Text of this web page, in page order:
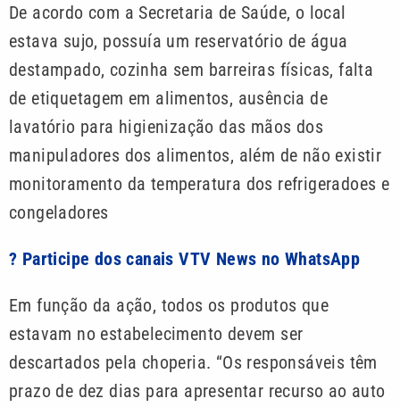
De acordo com a Secretaria de Saúde, o local
estava sujo, possuía um reservatório de água
destampado, cozinha sem barreiras físicas, falta
de etiquetagem em alimentos, ausência de
lavatório para higienização das mãos dos
manipuladores dos alimentos, além de não existir
monitoramento da temperatura dos refrigeradoes e
congeladores
? Participe dos canais VTV News no WhatsApp
Em função da ação, todos os produtos que
estavam no estabelecimento devem ser
descartados pela choperia. “Os responsáveis têm
prazo de dez dias para apresentar recurso ao auto